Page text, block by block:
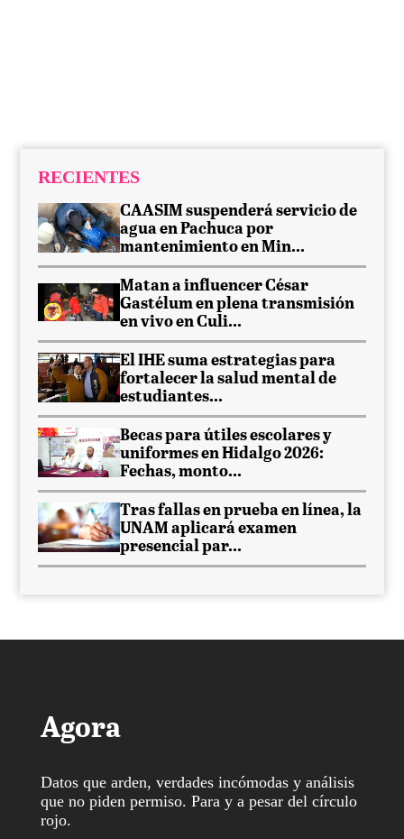
RECIENTES
CAASIM suspenderá servicio de
agua en Pachuca por
mantenimiento en Min...
Matan a influencer César
Gastélum en plena transmisión
en vivo en Culi...
El IHE suma estrategias para
fortalecer la salud mental de
estudiantes...
Becas para útiles escolares y
uniformes en Hidalgo 2026:
Fechas, monto...
Tras fallas en prueba en línea, la
UNAM aplicará examen
presencial par...
Agora
Datos que arden, verdades incómodas y análisis
que no piden permiso. Para y a pesar del círculo
rojo.